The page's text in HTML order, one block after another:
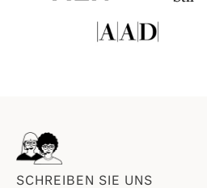
SCHREIBEN SIE UNS